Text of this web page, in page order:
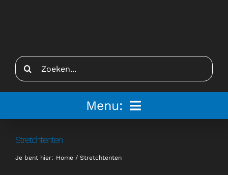
Zoeken
naar:
Menu:
Tenten
Stretchtenten
Je bent hier: Home Stretchtenten